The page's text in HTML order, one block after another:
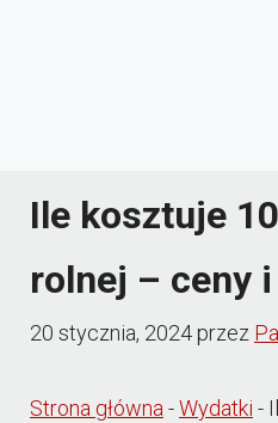
Ile kosztuje
rolnej – ceny
20 stycznia, 2024przez
Strona główna-Wydatki -